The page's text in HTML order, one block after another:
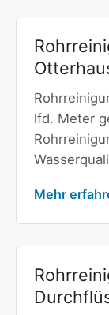
lfd. Meter
Mehr